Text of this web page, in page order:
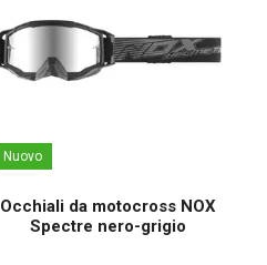
Nuovo
Occhiali da motocross NOX
Spectre nero-grigio